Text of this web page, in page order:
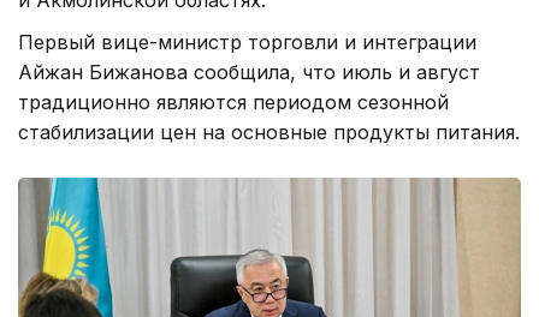
Первый вице-министр торговли и интеграции
Айжан Бижанова сообщила, что июль и август
традиционно являются периодом сезонной
стабилизации цен на основные продукты питания.